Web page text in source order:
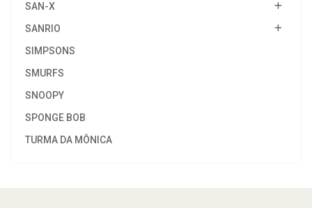
SAN-X
SANRIO
SIMPSONS
SMURFS
SNOOPY
SPONGE BOB
TURMA DA MÔNICA